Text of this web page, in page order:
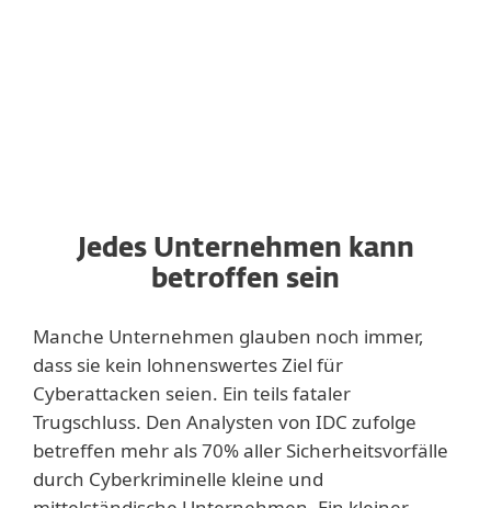
Jedes Unternehmen kann
betroffen sein
Manche Unternehmen glauben noch immer,
dass sie kein lohnenswertes Ziel für
Cyberattacken seien. Ein teils fataler
Trugschluss. Den Analysten von IDC zufolge
betreffen mehr als 70% aller Sicherheitsvorfälle
durch Cyberkriminelle kleine und